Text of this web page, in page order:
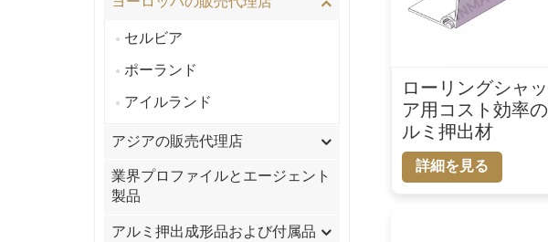
ローリングシャ
ア用コスト効率
ルミ押出材
詳細を見る
セルビア
ポーランド
アイルランド
アジアの販売代理店
業界プロファイルとエージェント
製品
アルミ押出成形品および付属品